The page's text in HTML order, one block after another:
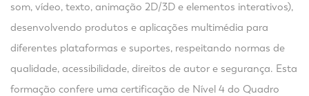
som, vídeo, texto, animação 2D/3D e elementos interativos),
desenvolvendo produtos e aplicações multimédia para
diferentes plataformas e suportes, respeitando normas de
qualidade, acessibilidade, direitos de autor e segurança. Esta
formação confere uma certificação de Nível 4 do Quadro